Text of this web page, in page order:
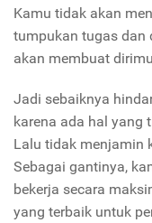
Kamu tidak akan
tumpukan tugas dan
akan membuat
Jadi sebaiknya
karena ada hal yang
Lalu tidak menjamin
Sebagai gantinya,
bekerja secara
yang terbaik untuk